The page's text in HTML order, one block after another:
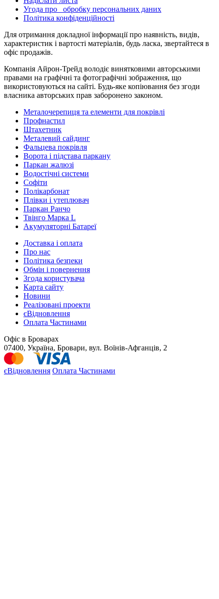
Угода про обробку персональних даних
Політика конфіденційності
Для отримання докладної інформації про наявність, видів,
характеристик і вартості матеріалів, будь ласка, звертайтеся в
офіс продажів.
Компанія Айрон-Трейд володіє винятковими авторськими
правами на графічні та фотографічні зображення, що
використовуються на сайті. Будь-яке копіювання без згоди
власника авторських прав заборонено законом.
Металочерепиця та елементи для покрівлі
Профнастил
Штахетник
Металевий сайдинг
Фальцева покрівля
Ворота і підстава паркану
Паркан жалюзі
Водостічні системи
Софіти
Полікарбонат
Плівки і утеплювач
Паркан Ранчо
Твінго Марка L
Акумуляторні Батареї
Доставка і оплата
Про нас
Політика безпеки
Обмін і повернення
Згода користувача
Карта сайту
Новини
Реалізовані проекти
єВідновлення
Оплата Частинами
Офіс в Броварах
07400, Україна, Бровари, вул. Воїнів-Афганців, 2
єВідновлення Оплата Частинами